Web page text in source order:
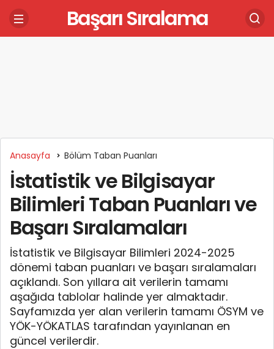
Başarı Sıralama
Anasayfa Bölüm Taban Puanları
İstatistik ve Bilgisayar
Bilimleri Taban Puanları ve
Başarı Sıralamaları
İstatistik ve Bilgisayar Bilimleri 2024-2025
dönemi taban puanları ve başarı sıralamaları
açıklandı. Son yıllara ait verilerin tamamı
aşağıda tablolar halinde yer almaktadır.
Sayfamızda yer alan verilerin tamamı ÖSYM ve
YÖK-YÖKATLAS tarafından yayınlanan en
güncel verilerdir.